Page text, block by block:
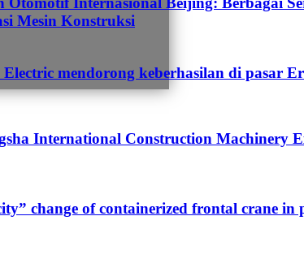
Mesin Konstruksi
mendorong keberhasilan di pasar
International Construction Machinery
change of containerized frontal crane